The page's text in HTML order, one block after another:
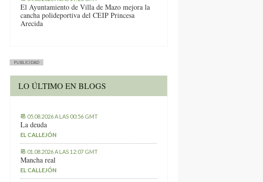
El Ayuntamiento de Villa de Mazo mejora la
cancha polideportiva del CEIP Princesa
Arecida
PUBLICIDAD
LO ÚLTIMO EN BLOGS
05.08.2026 A LAS 00:56 GMT
La deuda
EL CALLEJÓN
01.08.2026 A LAS 12:07 GMT
Mancha real
EL CALLEJÓN